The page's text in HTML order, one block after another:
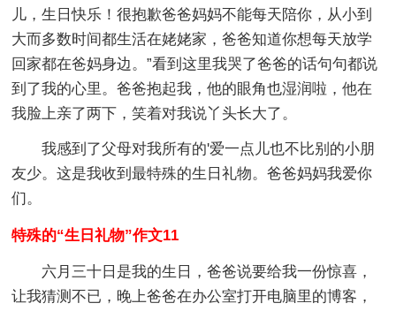
儿，生日快乐！很抱歉爸爸妈妈不能每天陪你，从小到
大而多数时间都生活在姥姥家，爸爸知道你想每天放学
回家都在爸妈身边。”看到这里我哭了爸爸的话句句都说
到了我的心里。爸爸抱起我，他的眼角也湿润啦，他在
我脸上亲了两下，笑着对我说丫头长大了。
我感到了父母对我所有的'爱一点儿也不比别的小朋
友少。这是我收到最特殊的生日礼物。爸爸妈妈我爱你
们。
特殊的“生日礼物”作文11
六月三十日是我的生日，爸爸说要给我一份惊喜，
让我猜测不已，晚上爸爸在办公室打开电脑里的博客，